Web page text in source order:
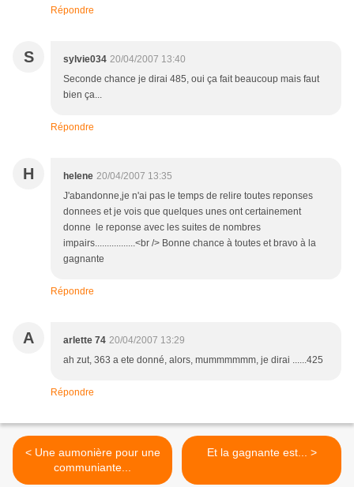
Répondre
S sylvie034 20/04/2007 13:40
Seconde chance je dirai 485, oui ça fait beaucoup mais faut
bien ça...
Répondre
H helene 20/04/2007 13:35
J'abandonne,je n'ai pas le temps de relire toutes reponses
donnees et je vois que quelques unes ont certainement
donne le reponse avec les suites de nombres
impairs.................<br /> Bonne chance à toutes et bravo à la
gagnante
Répondre
A arlette 74 20/04/2007 13:29
ah zut, 363 a ete donné, alors, mummmmmm, je dirai ......425
Répondre
< Une aumonière pour une
communiante...
Et la gagnante est... >